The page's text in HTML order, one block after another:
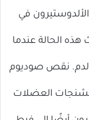
في
الحالة عندما
نقص صوديوم
العضلات